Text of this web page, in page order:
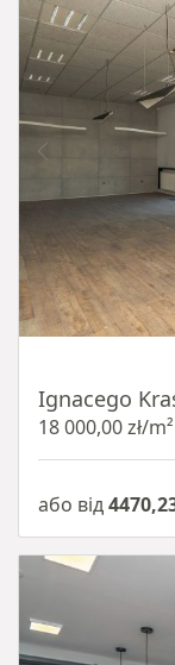
Ignacego
18 000,00 zł/m²
або від